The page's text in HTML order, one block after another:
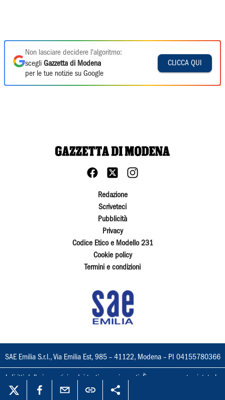
Non lasciare decidere l'algoritmo:
scegli Gazzetta di Modena
per le tue notizie su Google
CLICCA QUI
Redazione
Scriveteci
Pubblicità
Privacy
Codice Etico e Modello 231
Cookie policy
Termini e condizioni
SAE Emilia S.r.l., Via Emilia Est, 985 – 41122, Modena – PI 04155780366
I diritti delle immagini e dei testi sono riservati. È espressamente vietata la
loro riproduzione con qualsiasi mezzo e l'adattamento totale o parziale.